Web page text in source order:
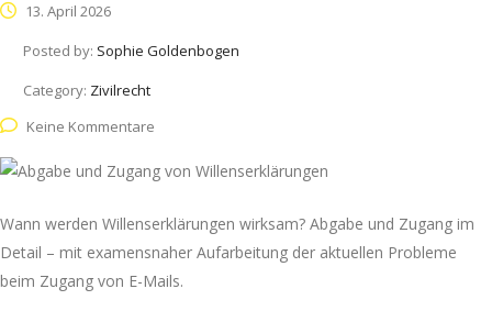
13. April 2026
Posted by: Sophie Goldenbogen
Category: Zivilrecht
Keine Kommentare
Wann werden Willenserklärungen wirksam? Abgabe und Zugang im
Detail – mit examensnaher Aufarbeitung der aktuellen Probleme
beim Zugang von E-Mails.